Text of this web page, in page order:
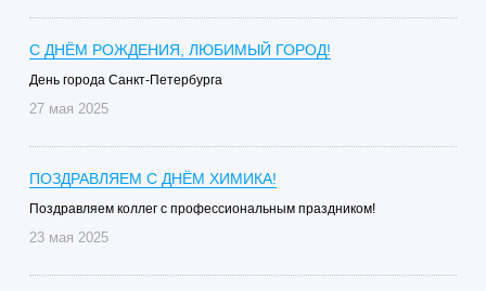
С ДНЁМ РОЖДЕНИЯ, ЛЮБИМЫЙ ГОРОД!
День города Санкт-Петербурга
27 мая 2025
ПОЗДРАВЛЯЕМ С ДНЁМ ХИМИКА!
Поздравляем коллег с профессиональным праздником!
23 мая 2025